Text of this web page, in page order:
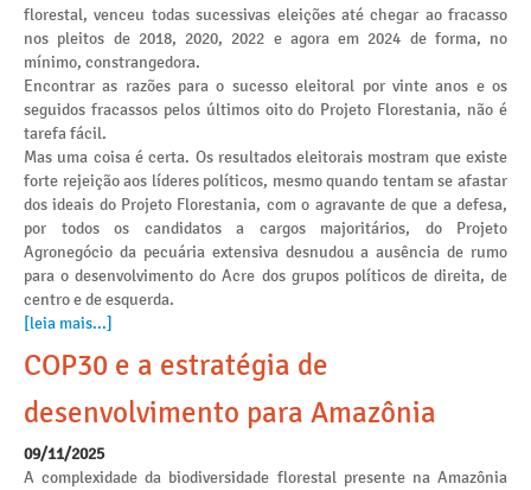
florestal, venceu todas sucessivas eleições até chegar ao fracasso
nos pleitos de 2018, 2020, 2022 e agora em 2024 de forma, no
mínimo, constrangedora.
Encontrar as razões para o sucesso eleitoral por vinte anos e os
seguidos fracassos pelos últimos oito do Projeto Florestania, não é
tarefa fácil.
Mas uma coisa é certa. Os resultados eleitorais mostram que existe
forte rejeição aos líderes políticos, mesmo quando tentam se afastar
dos ideais do Projeto Florestania, com o agravante de que a defesa,
por todos os candidatos a cargos majoritários, do Projeto
Agronegócio da pecuária extensiva desnudou a ausência de rumo
para o desenvolvimento do Acre dos grupos políticos de direita, de
centro e de esquerda.
[leia mais...]
COP30 e a estratégia de
desenvolvimento para Amazônia
09/11/2025
A complexidade da biodiversidade florestal presente na Amazônia